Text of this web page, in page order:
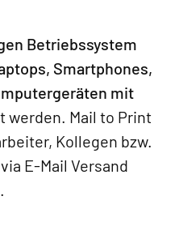
Betriebssystem
Smartphones,
mit
werden. Mail to Print
Kollegen bzw.
E-Mail Versand